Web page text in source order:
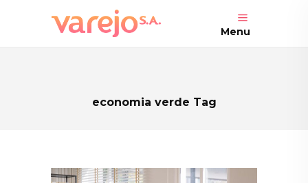
Menu
economia verde Tag